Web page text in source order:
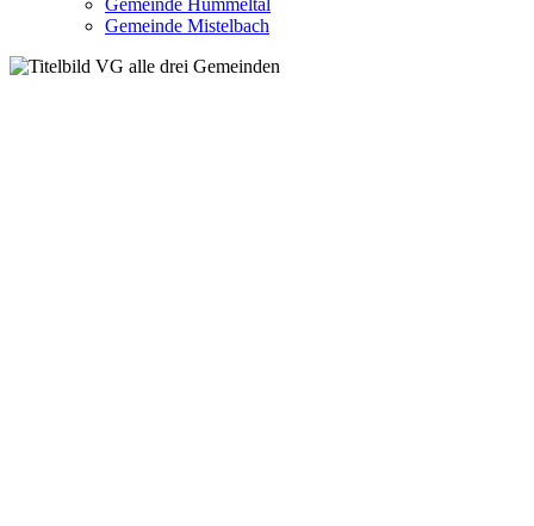
Gemeinde Hummeltal
Gemeinde Mistelbach